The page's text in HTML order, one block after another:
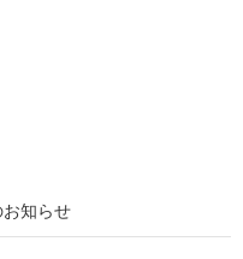
お知らせ